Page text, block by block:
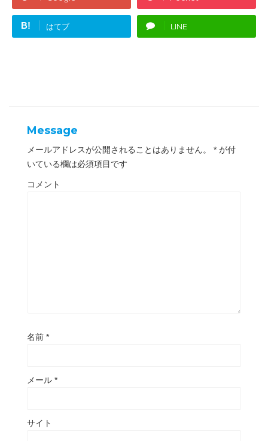
新
し
ィ
リ
ッ
ク
し
て
く
ン
で
開
き
ま
す
)
B! はてブ LINE
Message
メールアドレスが公開されることはありません。 * が付
いている欄は必須項目です
コメント
名前 *
メール *
サイト